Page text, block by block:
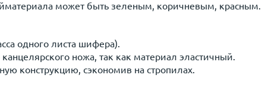
может быть зеленым, коричневым, красным.
одного листа шифера).
ножа, так как материал эластичный.
конструкцию, сэкономив на стропилах.